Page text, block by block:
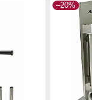
–20%